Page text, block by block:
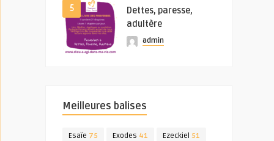
5
Dettes, paresse,
adultère
admin
Meilleures balises
Esaïe 75 Exodes 41 Ezeckiel 51